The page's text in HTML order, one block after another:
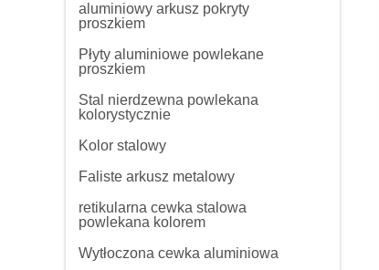
aluminiowy arkusz pokryty
proszkiem
Płyty aluminiowe powlekane
proszkiem
Stal nierdzewna powlekana
kolorystycznie
Kolor stalowy
Faliste arkusz metalowy
retikularna cewka stalowa
powlekana kolorem
Wytłoczona cewka aluminiowa